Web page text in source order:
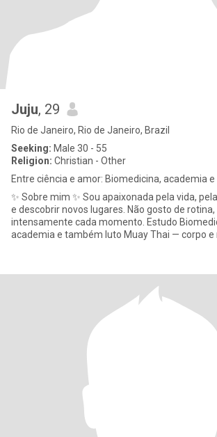
Juju, 29
Rio de Janeiro, Rio de Janeiro, Brazil
Seeking: Male 30 - 55
Religion: Christian - Other
Entre ciência e amor: Biomedicina, academia e
✨ Sobre mim ✨ Sou apaixonada pela vida,
e descobrir novos lugares. Não gosto de
intensamente cada momento. Estudo
academia e também luto Muay Thai — corpo e